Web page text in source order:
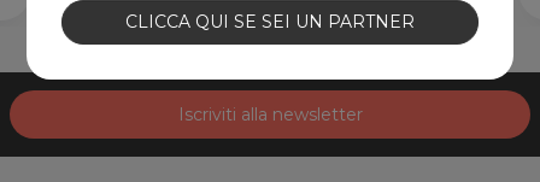
CLICCA QUI SE SEI UN PARTNER
Iscriviti alla newsletter